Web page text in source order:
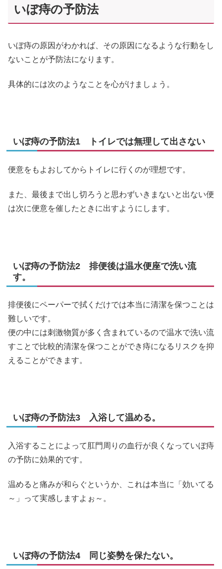
いぼ痔の予防法
いぼ痔の原因がわかれば、その原因になるような行動をし
ないことが予防法になります。
具体的には次のようなことを心がけましょう。
いぼ痔の予防法1 トイレでは無理して出さない
便意をもよおしてからトイレに行くのが理想です。
また、最後まで出し切ろうと思わずいきまないと出ない便
は次に便意を催したときに出すようにします。
いぼ痔の予防法2 排便後は温水便座で洗い流
す。
排便後にペーパーで拭くだけでは本当に清潔を保つことは
難しいです。
便の中には刺激物質が多く含まれているので温水で洗い流
すことで比較的清潔を保つことができ痔になるリスクを抑
えることができます。
いぼ痔の予防法3 入浴して温める。
入浴することによって肛門周りの血行が良くなっていぼ痔
の予防に効果的です。
温めると痛みが和らぐというか、これは本当に「効いてる
～」って実感しますよぉ～。
いぼ痔の予防法4 同じ姿勢を保たない。